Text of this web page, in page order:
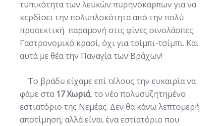
τυπικότητα των λευκών πυρηνόκαρπων για να
κερδίσει την πολυπλοκότητα από την πολύ
προσεκτική παραμονή στις φίνες οινολάσπες.
Γαστρονομικό κρασί, όχι για τσίμπι-τσίμπι. Και
αυτά με θέα την Παναγία των Βράχων!
Το βράδυ είχαμε επί τέλους την ευκαιρία να
φάμε στα 17 Χωριά, το νέο πολυσυζητημένο
εστιατόριο της Νεμέας. Δεν θα κάνω λεπτομερή
αποτίμηση, αλλά είναι ένα εστιατόριο που